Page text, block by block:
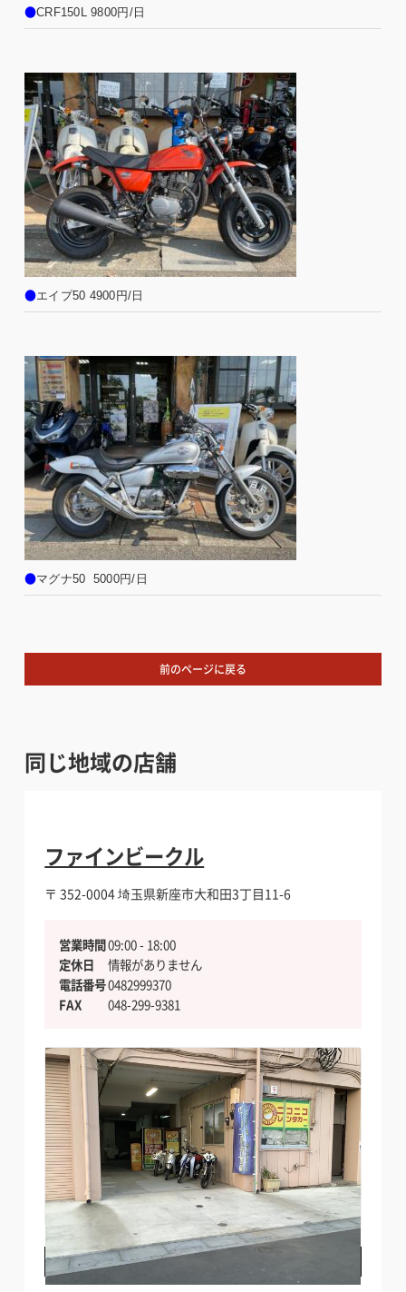
●CRF150L 9800円/日
●エイプ50 4900円/日
●マグナ50  5000円/日
前のページに戻る
同じ地域の店舗
ファインビークル
〒 352-0004埼玉県新座市大和田3丁目11-6
営業時間09:00 - 18:00
定休日
情報がありません
電話番号0482999370
FAX
048-299-9381
料金・店舗詳細を見る